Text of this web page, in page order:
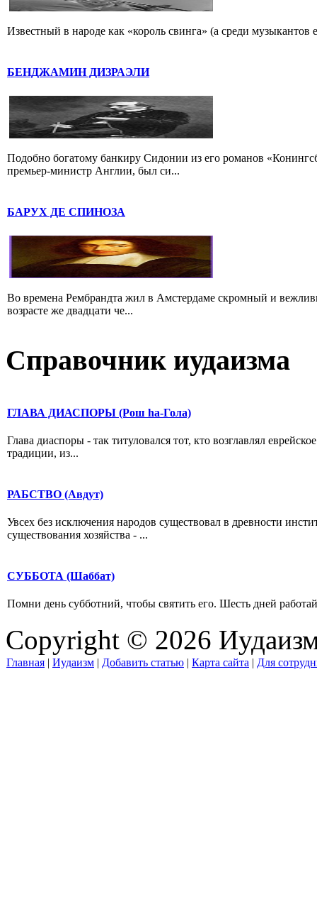
Известный в народе как «король свинга» (а среди
БЕНДЖАМИН ДИЗРАЭЛИ
Подобно богатому банкиру Сидонии из его романов
премьер-министр Англии, был си...
БАРУХ ДЕ СПИНОЗА
Во времена Рембрандта жил в Амстердаме скромный и
возрасте же двадцати че...
Справочник иудаизма
ГЛАВА ДИАСПОРЫ (Рош hа-Гола)
Глава диаспоры - так титуловался тот, кто возглавлял
традиции, из...
РАБСТВО (Авдут)
Увсех без исключения народов существовал в древности
существования хозяйства - ...
СУББОТА (Шаббат)
Помни день субботний, чтобы святить его. Шесть дней
Copyright © 2026
Главная | Иудаизм | Добавить статью | Карта сайта | Для